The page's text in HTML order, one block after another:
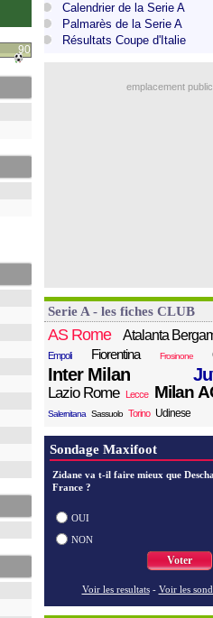
90
Calendrier de la Serie A
Palmarès de la Serie A
Résultats Coupe d'Italie
emplacement
Serie A - les fiches CLUB
AS Rome Atalanta
Empoli
Fiorentina Frosinone
Inter Milan
Lazio Rome Lecce Milan
Salernitana Sassuolo Torino Udinese
Sondage Maxifoot
Zidane va t-il faire mieux que
France ?
OUI
NON
Voter
Voir les resultats - Voir les